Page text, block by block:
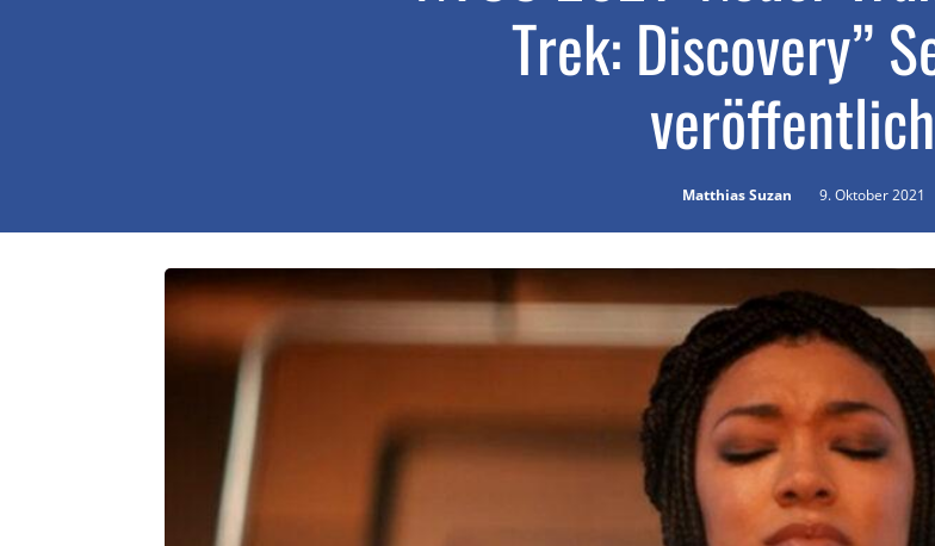
Trek: Discovery”
Matthias Suzan 9. Oktober 2021